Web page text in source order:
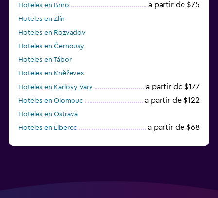
Hoteles en Brno a partir de $75
Hoteles en Zlín
Hoteles en Rozvadov
Hoteles en Černousy
Hoteles en Tábor
Hoteles en Kněževes
Hoteles en Karlovy Vary
a partir de $177
Hoteles en Olomouc a partir de $122
Hoteles en Ostrava
Hoteles en Liberec
a partir de $68